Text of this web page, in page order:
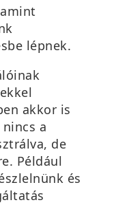
lépnek.
akkor is
a
de
Például
és